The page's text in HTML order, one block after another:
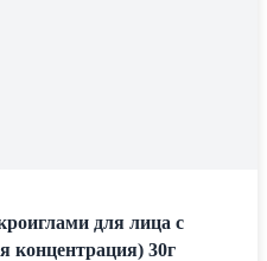
для лица с
концентрация) 30г